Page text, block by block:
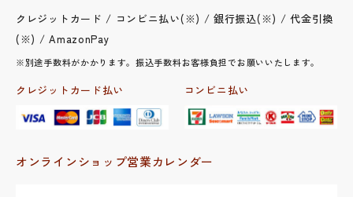
クレジットカード / コンビニ払い(※) / 銀行振込(※) / 代金引換
(※) / AmazonPay
※別途手数料がかかります。振込手数料お客様負担でお願いいたします。
クレジットカード払い コンビニ払い
オンラインショップ営業カレンダー